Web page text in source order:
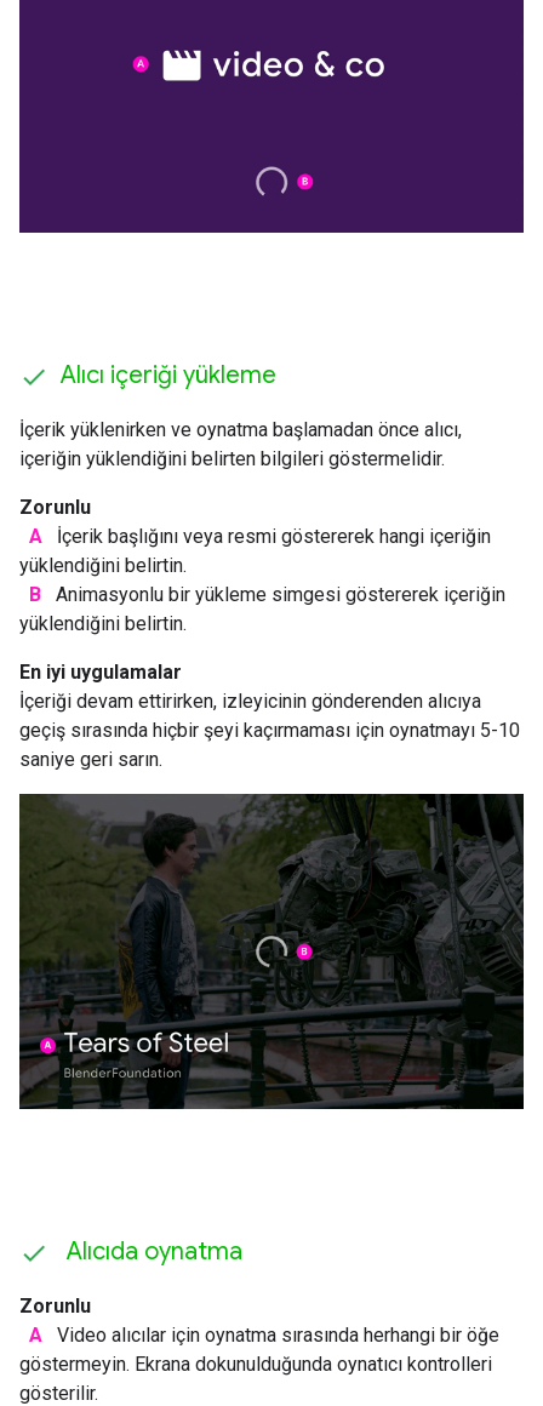
Alıcı içeriği yükleme
İçerik yüklenirken ve oynatma başlamadan önce alıcı,
içeriğin yüklendiğini belirten bilgileri göstermelidir.
Zorunlu
A
İçerik başlığını veya resmi göstererek hangi içeriğin
yüklendiğini belirtin.
B
Animasyonlu bir yükleme simgesi göstererek içeriğin
yüklendiğini belirtin.
En iyi uygulamalar
İçeriği devam ettirirken, izleyicinin gönderenden alıcıya
geçiş sırasında hiçbir şeyi kaçırmaması için oynatmayı 5-10
saniye geri sarın.
Alıcıda oynatma
Zorunlu
A
Video alıcılar için oynatma sırasında herhangi bir öğe
göstermeyin. Ekrana dokunulduğunda oynatıcı kontrolleri
gösterilir.